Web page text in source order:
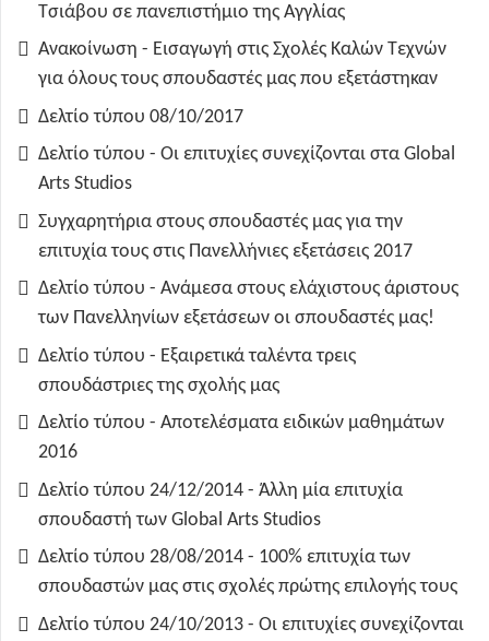
Τσιάβου σε πανεπιστήμιο της Αγγλίας
Ανακοίνωση - Εισαγωγή στις Σχολές Καλών Τεχνών
για όλους τους σπουδαστές μας που εξετάστηκαν
Δελτίο τύπου 08/10/2017
Δελτίο τύπου - Οι επιτυχίες συνεχίζονται στα Global
Arts Studios
Συγχαρητήρια στους σπουδαστές μας για την
επιτυχία τους στις Πανελλήνιες εξετάσεις 2017
Δελτίο τύπου - Ανάμεσα στους ελάχιστους άριστους
των Πανελληνίων εξετάσεων οι σπουδαστές μας!
Δελτίο τύπου - Εξαιρετικά ταλέντα τρεις
σπουδάστριες της σχολής μας
Δελτίο τύπου - Αποτελέσματα ειδικών μαθημάτων
2016
Δελτίο τύπου 24/12/2014 - Άλλη μία επιτυχία
σπουδαστή των Global Arts Studios
Δελτίο τύπου 28/08/2014 - 100% επιτυχία των
σπουδαστών μας στις σχολές πρώτης επιλογής τους
Δελτίο τύπου 24/10/2013 - Οι επιτυχίες συνεχίζονται